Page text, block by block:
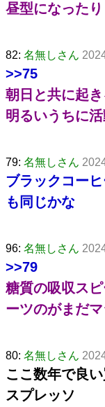
昼型になった
82: 名無しさん
>>75
朝日と共に起
明るいうちに
79: 名無しさん
ブラックコー
も同じかな
96: 名無しさん
>>79
糖質の吸収ス
ーツのがまだ
80: 名無しさん
ここ数年で良
スプレッソ